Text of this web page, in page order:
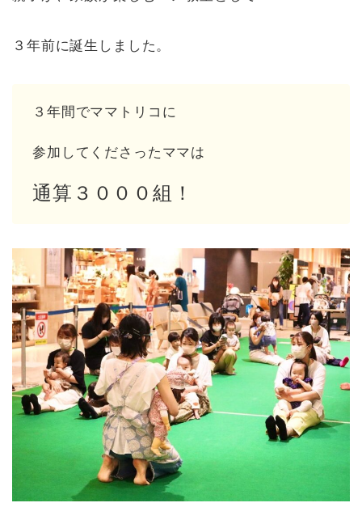
３年前に誕生しました。
３年間でママトリコに
参加してくださったママは
通算３０００組！